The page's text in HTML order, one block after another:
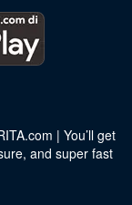
| You’ll get
and super fast